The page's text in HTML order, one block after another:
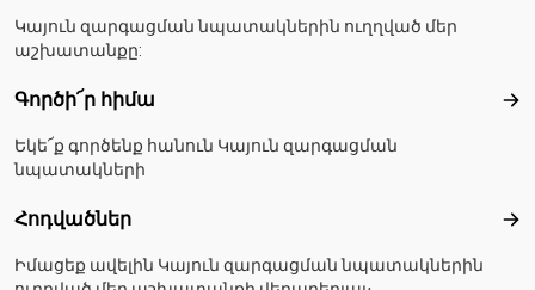
Կայուն զարգացման նպատակներին ուղղված մեր
աշխատանքը:
Գործի՜ր հիմա
Եկե՜ք գործենք հանուն Կայուն զարգացման
նպատակների
Հոդվածներ
Իմացեք ավելին Կայուն զարգացման նպատակներին